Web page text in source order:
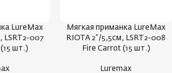
LureMax
LSRT2-007
шт.)
Мягкая приманка LureMax
RIOTA 2”/5,5см, LSRT2-008
Fire Carrot (15 шт.)
Luremax